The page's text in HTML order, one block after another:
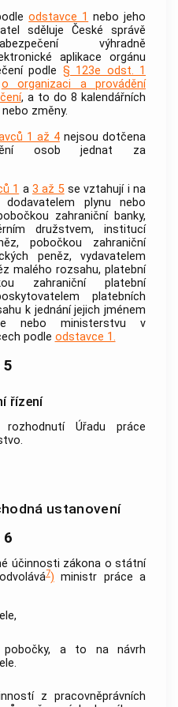
odstavce 1 nebo jeho
sděluje České správě
výhradně
aplikace orgánu
podle § 123e odst. 1
o organizaci a provádění
, a to do 8 kalendářních
změny.
1 až 4nejsou dotčena
osob jednat za
1 a 3 až 5se vztahují i na
dodavatelem plynu nebo
zahraniční banky,
družstvem, institucí
pobočkou zahraniční
peněz, vydavatelem
malého rozsahu, platební
zahraniční platební
platebních
k jednání jejich jménem
nebo ministerstvu v
podle odstavce 1.
5
řízení
Úřadu práce
ustanovení
6
účinnosti zákona o státní
7) ministr práce a
pobočky, a to na návrh
z pracovněprávních